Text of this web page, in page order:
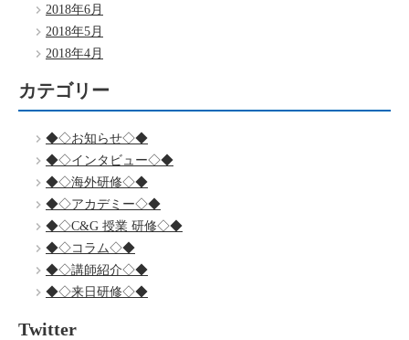
2018年6月
2018年5月
2018年4月
カテゴリー
◆◇お知らせ◇◆
◆◇インタビュー◇◆
◆◇海外研修◇◆
◆◇アカデミー◇◆
◆◇C&G 授業 研修◇◆
◆◇コラム◇◆
◆◇講師紹介◇◆
◆◇来日研修◇◆
Twitter